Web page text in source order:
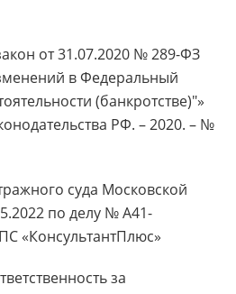
от 31.07.2020 № 289-ФЗ
в Федеральный
(банкротстве)"»
РФ. – 2020. – №
суда Московской
по делу № А41-
«КонсультантПлюс»
за